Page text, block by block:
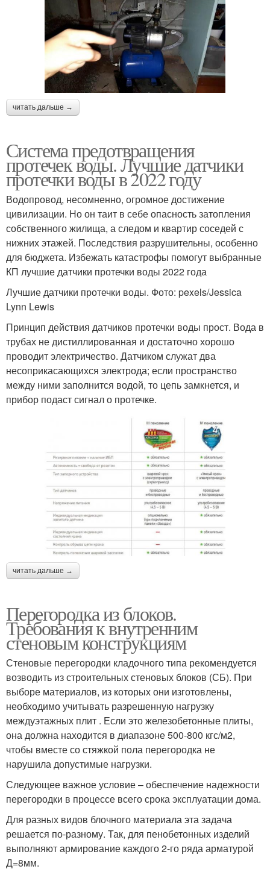
читать дальше →
Система предотвращения
протечек воды. Лучшие датчики
протечки воды в 2022 году
Водопровод, несомненно, огромное достижение
цивилизации. Но он таит в себе опасность затопления
собственного жилища, а следом и квартир соседей с
нижних этажей. Последствия разрушительны, особенно
для бюджета. Избежать катастрофы помогут выбранные
КП лучшие датчики протечки воды 2022 года
Лучшие датчики протечки воды. Фото: pexels/Jessica
Lynn Lewis
Принцип действия датчиков протечки воды прост. Вода в
трубах не дистиллированная и достаточно хорошо
проводит электричество. Датчиком служат два
несоприкасающихся электрода; если пространство
между ними заполнится водой, то цепь замкнется, и
прибор подаст сигнал о протечке.
читать дальше →
Перегородка из блоков.
Требования к внутренним
стеновым конструкциям
Стеновые перегородки кладочного типа рекомендуется
возводить из строительных стеновых блоков (СБ). При
выборе материалов, из которых они изготовлены,
необходимо учитывать разрешенную нагрузку
междуэтажных плит . Если это железобетонные плиты,
она должна находится в диапазоне 500-800 кгс/м2,
чтобы вместе со стяжкой пола перегородка не
нарушила допустимые нагрузки.
Следующее важное условие – обеспечение надежности
перегородки в процессе всего срока эксплуатации дома.
Для разных видов блочного материала эта задача
решается по-разному. Так, для пенобетонных изделий
выполняют армирование каждого 2-го ряда арматурой
Д=8мм.